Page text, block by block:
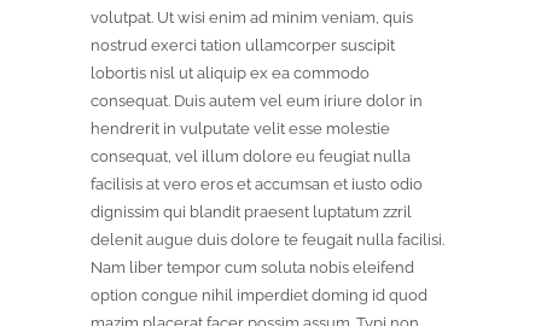
volutpat. Ut wisi enim ad minim veniam, quis
nostrud exerci tation ullamcorper suscipit
lobortis nisl ut aliquip ex ea commodo
consequat. Duis autem vel eum iriure dolor in
hendrerit in vulputate velit esse molestie
consequat, vel illum dolore eu feugiat nulla
facilisis at vero eros et accumsan et iusto odio
dignissim qui blandit praesent luptatum zzril
delenit augue duis dolore te feugait nulla facilisi.
Nam liber tempor cum soluta nobis eleifend
option congue nihil imperdiet doming id quod